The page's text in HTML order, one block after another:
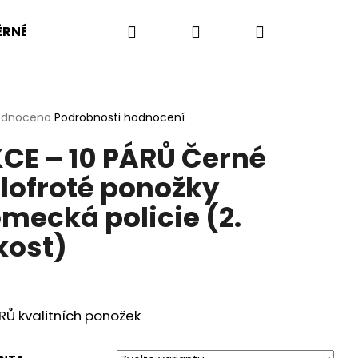
VELIKOSTI BW BA US ARMY
Hledat PřihlášeníNákupní
Podrobnosti hodnocení
– 10 PÁRŮ Černé
ponožky
policie (2.
kvalitních ponožek
TMAVĚ ŠIROKÉ S